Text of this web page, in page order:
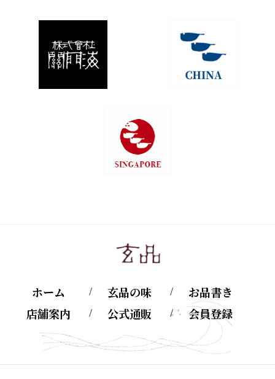
ホーム 玄品の味
お品書き
店舗案内
公式通販 会員登録